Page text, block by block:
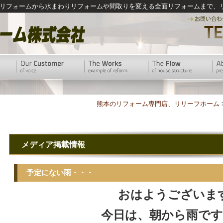
フォームから水まわりリフォームや間取りを変える全面リフォームまで
熊本のリフォーム専門店、リリーフホーム
メディア掲載情報
予定にない雨・・・
おはようございま
今日は、朝から雨で